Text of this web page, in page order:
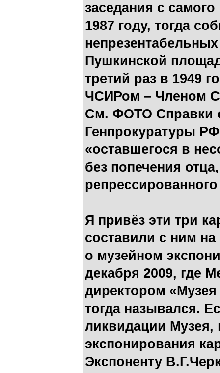
заседания с
1987 году, тогда
Пушкинской
третий раз в 1949
ЧСИРом – Членом
См. ФОТО Справки
Генпрокуратуры
«оставшегося в
без попечения
Я привёз эти три
составили с ним
о музейном
декабря 2009, где
директором
тогда назывался.
ликвидации Музея,
экспонирования
Экспоненту